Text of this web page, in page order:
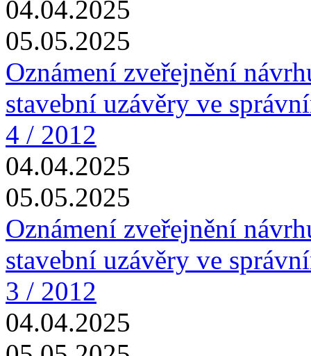
04.04.2025
05.05.2025
Oznámení zveřejnění
stavební uzávěry ve
4 / 2012
04.04.2025
05.05.2025
Oznámení zveřejnění
stavební uzávěry ve
3 / 2012
04.04.2025